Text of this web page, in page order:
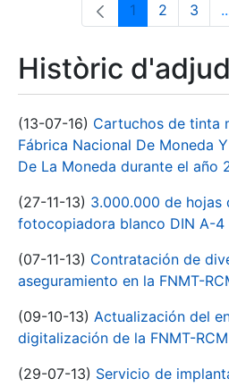
Pàgina
1 Pàgina
2 3
Històric
(13-07-16) Cartuchos de tinta
Fábrica Nacional De Moneda
De La Moneda durante el año
(27-11-13) 3.000.000 de hojas
fotocopiadora blanco DIN A-4
(07-11-13) Contratación de
aseguramiento en la FNMT-
(09-10-13) Actualización del
digitalización de la FNMT-RCM
(29-07-13) Servicio de